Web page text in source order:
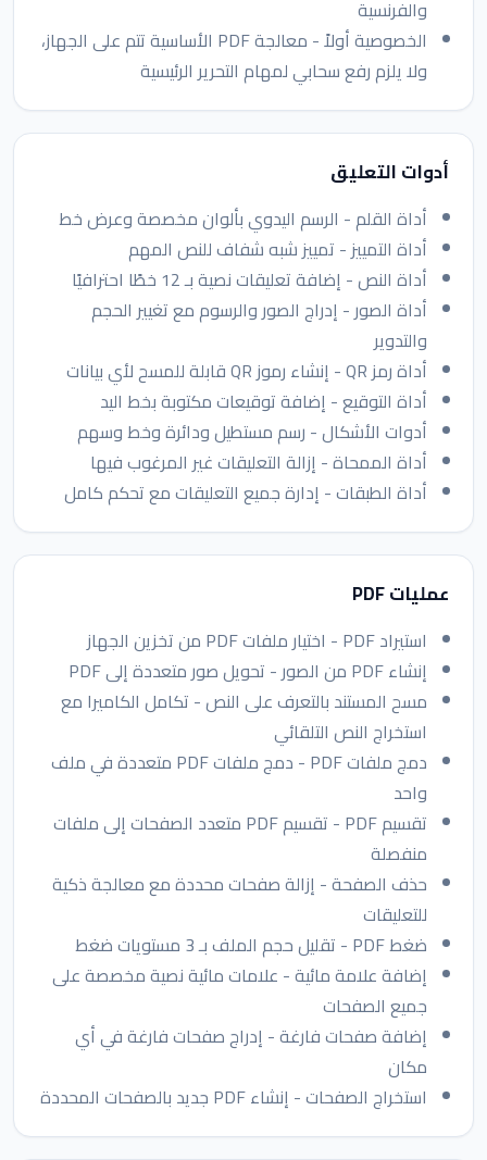
والفرنسية
الخصوصية أولاً - معالجة PDF الأساسية تتم على الجهاز،
ولا يلزم رفع سحابي لمهام التحرير الرئيسية
أدوات التعليق
أداة القلم - الرسم اليدوي بألوان مخصصة وعرض خط
أداة التمييز - تمييز شبه شفاف للنص المهم
أداة النص - إضافة تعليقات نصية بـ 12 خطًا احترافيًا
أداة الصور - إدراج الصور والرسوم مع تغيير الحجم
والتدوير
أداة رمز QR - إنشاء رموز QR قابلة للمسح لأي بيانات
أداة التوقيع - إضافة توقيعات مكتوبة بخط اليد
أدوات الأشكال - رسم مستطيل ودائرة وخط وسهم
أداة الممحاة - إزالة التعليقات غير المرغوب فيها
أداة الطبقات - إدارة جميع التعليقات مع تحكم كامل
عمليات PDF
استيراد PDF - اختيار ملفات PDF من تخزين الجهاز
إنشاء PDF من الصور - تحويل صور متعددة إلى PDF
مسح المستند بالتعرف على النص - تكامل الكاميرا مع
استخراج النص التلقائي
دمج ملفات PDF - دمج ملفات PDF متعددة في ملف
واحد
تقسيم PDF - تقسيم PDF متعدد الصفحات إلى ملفات
منفصلة
حذف الصفحة - إزالة صفحات محددة مع معالجة ذكية
للتعليقات
ضغط PDF - تقليل حجم الملف بـ 3 مستويات ضغط
إضافة علامة مائية - علامات مائية نصية مخصصة على
جميع الصفحات
إضافة صفحات فارغة - إدراج صفحات فارغة في أي
مكان
استخراج الصفحات - إنشاء PDF جديد بالصفحات المحددة